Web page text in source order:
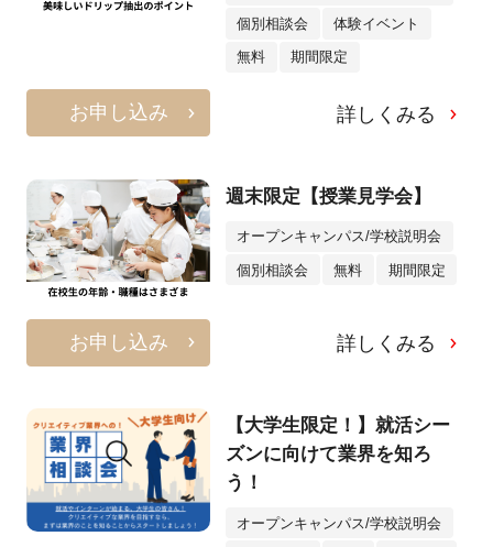
個別相談会 体験イベント
無料 期間限定
お申し込み 詳しくみる
週末限定【授業見学会】
オープンキャンパス/学校説明会
個別相談会 無料 期間限定
お申し込み 詳しくみる
【大学生限定！】就活シー
ズンに向けて業界を知ろ
う！
オープンキャンパス/学校説明会